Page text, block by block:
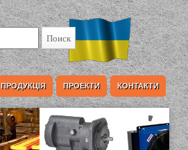
ПРОДУКЦІЯ ПРОЕКТИ КОНТАКТИ